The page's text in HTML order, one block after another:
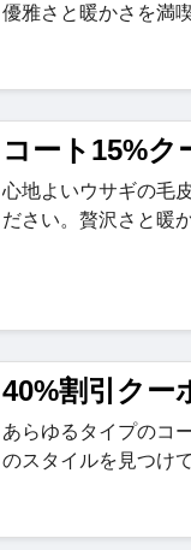
優雅さと暖かさを満
コート15%ク
心地よいウサギの毛
ださい。贅沢さと暖
40%割引クー
あらゆるタイプのコ
のスタイルを見つけ